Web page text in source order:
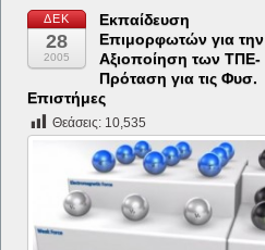
ΔΕΚ
28
2005
Εκπαίδευση
Επιμορφωτών για την
Αξιοποίηση των TΠE-
Πρόταση για τις Φυσ.
Επιστήμες
Θεάσεις: 10,535